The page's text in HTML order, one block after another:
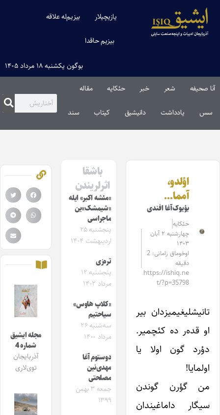
یازیچیلار بیزیم‌له علاقه
بیزیم حاقدا
بوگون یکشنبه ۱۸ مرداد ۱۴۰۵
آنا صحیفه شعر خبر حئکایه مقاله‌
سس یادداشت دانیشیق کیتاب سند
اؤلدو،
آمما…
بؤیوک‌آغا افندی
حئکایه
چهارشنبه ۲ آبان
۱۴۰۳
اوخوماق زامانی: 2
دقیقه
https://ishiq.ne
t/?p=35798
تانیشلیغیمیزدان بیر
او قده‌ر ده کئچمیر.
دؤرد گون اولا یا
اولمایا!
من گؤرن گوندن
سیگار داماغیندان
باشقا
اثرلریندن
«مئشه اکبر» ایله
«شیمشک»ین
ماجراسی
پنجشنبه ۲۵
اردیبهشت ۱۴۰۴
تره‌زی
پنجشنبه ۱۲
مرداد ۱۴۰۲
«کلاپ هاوس»
سیاحتیم
سه‌شنبه ۲۶
مرداد ۱۴۰۰
دوستوم آغا
مهدی‌نین
مصلحتی
جمعه ۳ بهمن
۱۳۹۹
مجله ایشیق
شماره 4
آذربایجان
توی‌لاری